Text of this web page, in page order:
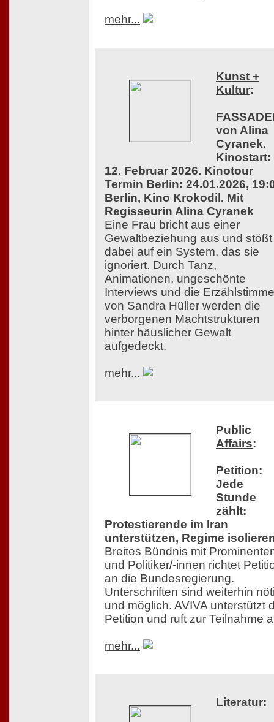
mehr...
Kunst +
Kultur:
von Alina
Cyranek.
Kinostart:
12. Februar 2026. Kinotour
Termin Berlin: 24.01.2026,
Berlin, Kino Krokodil. Mit
Regisseurin Alina Cyranek
Eine Frau bricht aus einer
Gewaltbeziehung aus und stößt
dabei auf ein System, das sie
ignoriert. Durch Tanz,
Animationen, ungeschönte
Interviews und die Erzählstimme
von Sandra Hüller werden die
verborgenen Machtstrukturen
hinter häuslicher Gewalt
aufgedeckt.
mehr...
Public
Affairs:
Petition:
Jede
Stunde
zählt:
Protestierende im Iran
unterstützen, Regime
Breites Bündnis mit
und Politiker/-innen richtet
an die Bundesregierung.
Unterschriften sind weiterhin
und möglich. AVIVA unterstützt
Petition und ruft zur Teilnahme
mehr...
Literatur: